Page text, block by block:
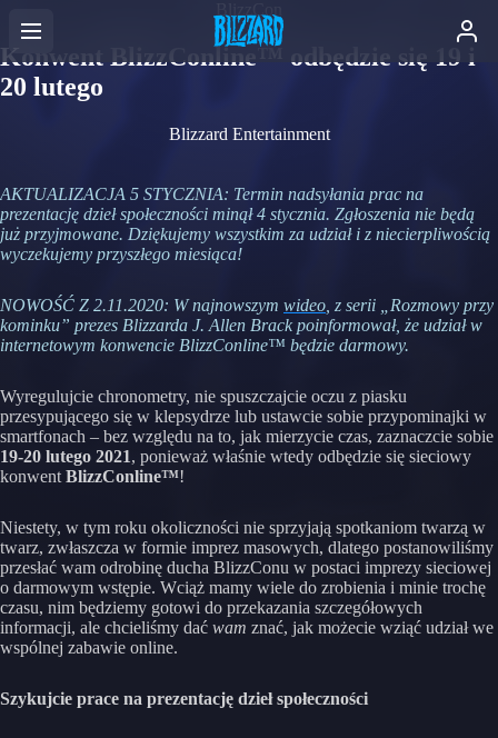
Konwent BlizzConline™ odbędzie się 19 i
20 lutego
Blizzard Entertainment
AKTUALIZACJA 5 STYCZNIA: Termin nadsyłania prac na
prezentację dzieł społeczności minął 4 stycznia. Zgłoszenia nie będą
już przyjmowane. Dziękujemy wszystkim za udział i z niecierpliwością
wyczekujemy przyszłego miesiąca!
NOWOŚĆ Z 2.11.2020: W najnowszym wideo , z serii „Rozmowy przy
kominku” prezes Blizzarda J. Allen Brack poinformował, że udział w
internetowym konwencie BlizzConline™ będzie darmowy.
Wyregulujcie chronometry, nie spuszczajcie oczu z piasku
przesypującego się w klepsydrze lub ustawcie sobie przypominajki w
smartfonach – bez względu na to, jak mierzycie czas, zaznaczcie sobie
19-20 lutego 2021, ponieważ właśnie wtedy odbędzie się sieciowy
konwent BlizzConline™!
Niestety, w tym roku okoliczności nie sprzyjają spotkaniom twarzą w
twarz, zwłaszcza w formie imprez masowych, dlatego postanowiliśmy
przesłać wam odrobinę ducha BlizzConu w postaci imprezy sieciowej
o darmowym wstępie. Wciąż mamy wiele do zrobienia i minie trochę
czasu, nim będziemy gotowi do przekazania szczegółowych
informacji, ale chcieliśmy dać wam znać, jak możecie wziąć udział we
wspólnej zabawie online.
Szykujcie prace na prezentację dzieł społeczności